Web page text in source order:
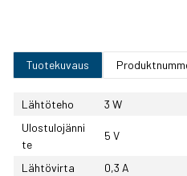
Tuotekuvaus
Lähtöteho
3 W
Ulostulojänni
te
5 V
Lähtövirta
0,3 A